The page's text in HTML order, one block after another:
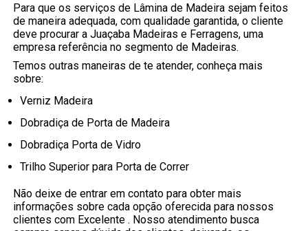
Para que os serviços de Lâmina de Madeira sejam feitos
de maneira adequada, com qualidade garantida, o cliente
deve procurar a Juaçaba Madeiras e Ferragens, uma
empresa referência no segmento de Madeiras.
Temos outras maneiras de te atender, conheça mais
sobre:
Verniz Madeira
Dobradiça de Porta de Madeira
Dobradiça Porta de Vidro
Trilho Superior para Porta de Correr
Não deixe de entrar em contato para obter mais
informações sobre cada opção oferecida para nossos
clientes com Excelente . Nosso atendimento busca